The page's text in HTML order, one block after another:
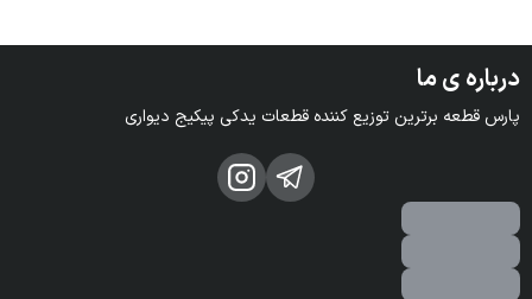
درباره ی ما
پارس قطعه برترین توزیع کننده قطعات یدکی پیکیج دیواری